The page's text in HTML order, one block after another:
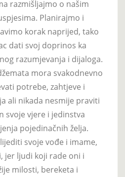
razmišljajmo o našim
Planirajmo i
korak naprijed, tako
dati svoj doprinos ka
razumjevanja i dijaloga.
mora svakodnevno
potrebe, zahtjeve i
ali nikada nesmije praviti
svoje vjere i jedinstva
pojedinačnih želja.
svoje vođe i imame,
jer ljudi koji rade oni i
milosti, bereketa i